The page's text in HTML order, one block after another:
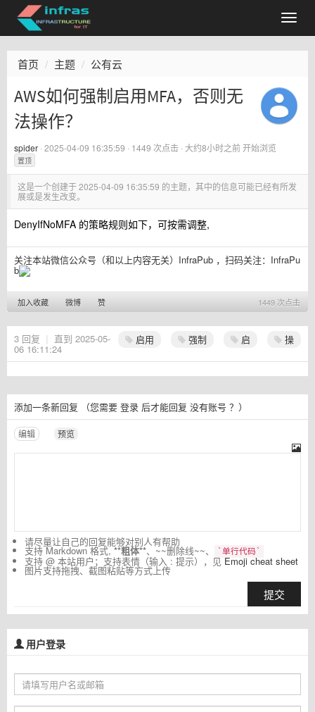
首页 主题 公有云
AWS如何强制启用MFA，否则无
法操作？
spider · 2025-04-09 16:35:59 · 1449 次点击 · 大约8小时之前开始浏览
置顶
这是一个创建于2025-04-09 16:35:59 的主题，其中的信息可能已经有所发
展或是发生改变。
DenyIfNoMFA 的策略规则如下，可按需调整,
关注本站微信公众号（和以上内容无关）InfraPub ，扫码关注： InfraPu
b
1449 次点击
加入收藏 微博 赞
启用 强制 启 操
3 回复 | 直到 2025-05-
06 16:11:24
添加一条新回复 （您需要 登录 后才能回复 没有账号 ？）
编辑 预览
请尽量让自己的回复能够对别人有帮助
支持 Markdown 格式,**粗体**、~~删除线~~、 `单行代码`
支持 @ 本站用户；支持表情（输入 : 提示），见 Emoji cheat sheet
图片支持拖拽、截图粘贴等方式上传
提交
用户登录